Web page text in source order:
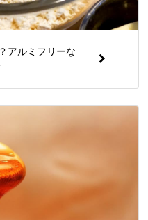
アルミフリーな